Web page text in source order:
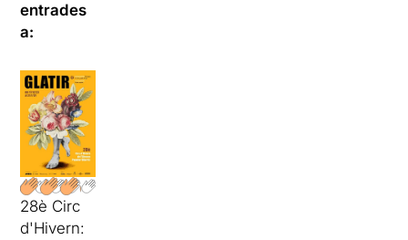
entrades
a:
28è Circ
d'Hivern: